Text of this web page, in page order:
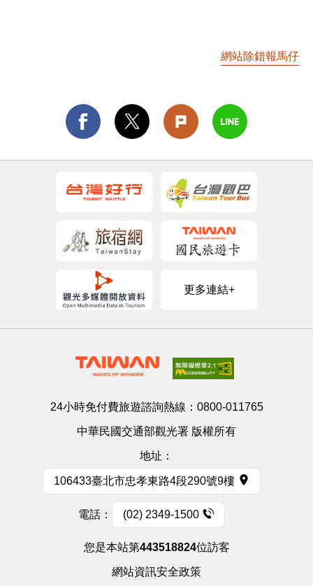
網站除錯報馬仔
更多連結+
24小時免付費旅遊諮詢熱線： 0800-011765
中華民國交通部觀光署 版權所有
地址：
106433臺北市忠孝東路4段290號9樓
電話： (02) 2349-1500
您是本站第443518824位訪客
網站資訊安全政策